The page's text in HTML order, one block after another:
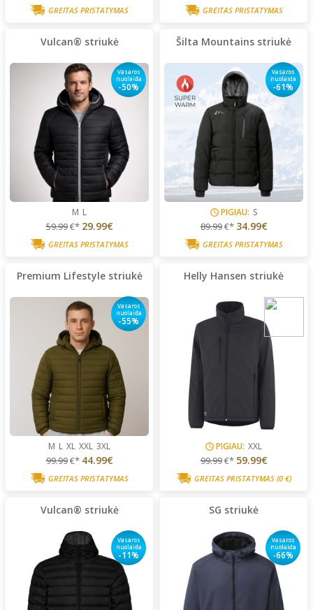
GREITAS PRISTATYMAS GREITAS PRISTATYMAS
Vulcan® striukė
Vasaros
nuolaida
-50%
M L
59.99€* 29.99€
GREITAS PRISTATYMAS
Šilta Mountains striukė
Vasaros
nuolaida
-61%
PIGIAU: S
89.99€* 34.99€
GREITAS PRISTATYMAS
Premium Lifestyle striukė
Vasaros
nuolaida
-55%
M L XL XXL 3XL
99.99€* 44.99€
GREITAS PRISTATYMAS
Helly Hansen striukė
PIGIAU: XXL
99.99€* 59.99€
GREITAS PRISTATYMAS (0 €)
Vulcan® striukė
Vasaros
nuolaida
-11%
SG striukė
Vasaros
nuolaida
-66%